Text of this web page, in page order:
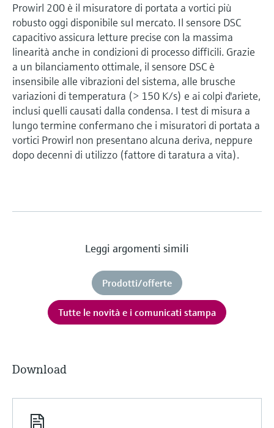
Prowirl 200 è il misuratore di portata a vortici più
robusto oggi disponibile sul mercato. Il sensore DSC
capacitivo assicura letture precise con la massima
linearità anche in condizioni di processo difficili. Grazie
a un bilanciamento ottimale, il sensore DSC è
insensibile alle vibrazioni del sistema, alle brusche
variazioni di temperatura (> 150 K/s) e ai colpi d'ariete,
inclusi quelli causati dalla condensa. I test di misura a
lungo termine confermano che i misuratori di portata a
vortici Prowirl non presentano alcuna deriva, neppure
dopo decenni di utilizzo (fattore di taratura a vita).
Leggi argomenti simili
Prodotti/offerte
Tutte le novità e i comunicati stampa
Download